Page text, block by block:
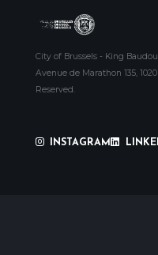
City of Brussels - King
Avenue de Marathon 135,
Reserved.
INSTAGRAM